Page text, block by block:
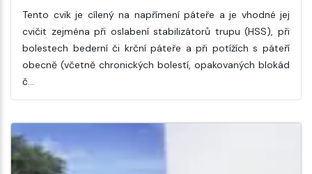
Tento cvik je cílený na napřímení páteře a je vhodné jej
cvičit zejména při oslabení stabilizátorů trupu (HSS), při
bolestech bederní či krční páteře a při potížích s páteří
obecně (včetně chronických bolestí, opakovaných blokád
č…